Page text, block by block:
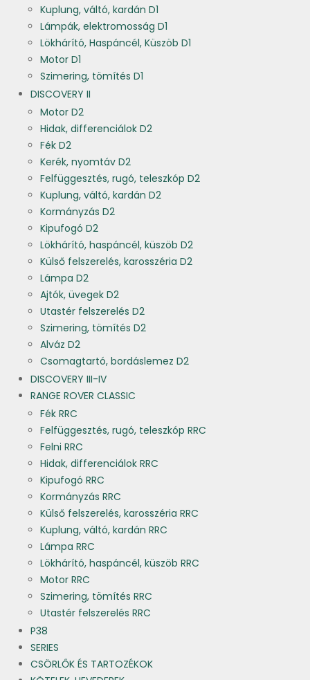
Kuplung, váltó, kardán D1
Lámpák, elektromosság D1
Lökhárító, Haspáncél, Küszöb D1
Motor D1
Szimering, tömítés D1
DISCOVERY II
Motor D2
Hidak, differenciálok D2
Fék D2
Kerék, nyomtáv D2
Felfüggesztés, rugó, teleszkóp D2
Kuplung, váltó, kardán D2
Kormányzás D2
Kipufogó D2
Lökhárító, haspáncél, küszöb D2
Külső felszerelés, karosszéria D2
Lámpa D2
Ajtók, üvegek D2
Utastér felszerelés D2
Szimering, tömítés D2
Alváz D2
Csomagtartó, bordáslemez D2
DISCOVERY III-IV
RANGE ROVER CLASSIC
Fék RRC
Felfüggesztés, rugó, teleszkóp RRC
Felni RRC
Hidak, differenciálok RRC
Kipufogó RRC
Kormányzás RRC
Külső felszerelés, karosszéria RRC
Kuplung, váltó, kardán RRC
Lámpa RRC
Lökhárító, haspáncél, küszöb RRC
Motor RRC
Szimering, tömítés RRC
Utastér felszerelés RRC
P38
SERIES
CSÖRLŐK ÉS TARTOZÉKOK